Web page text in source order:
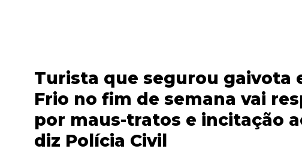
Turista que segurou gaivota
Frio no fim de semana vai
por maus-tratos e incitação
diz Polícia Civil